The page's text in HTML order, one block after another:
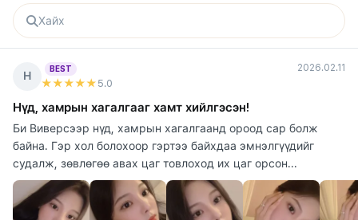
Н
BEST
★★★★★ 5.0
2026.02.11
Нүд, хамрын хагалгааг хамт хийлгэсэн!
Би Виверсээр нүд, хамрын хагалгаанд ороод сар болж
байна. Гэр хол болохоор гэртээ байхдаа эмнэлгүүдийг
судалж, зөвлөгөө авах цаг товлоход их цаг орсон...